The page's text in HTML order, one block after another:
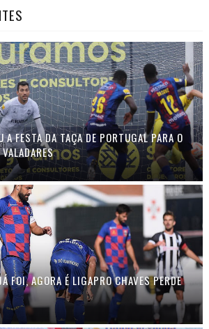
A FESTA DA TAÇA DE PORTUGAL PARA O
FOI, AGORA É LIGAPRO CHAVES PERDE